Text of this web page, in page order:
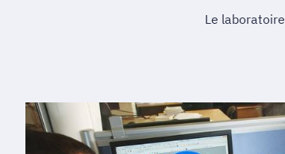
Le laboratoire